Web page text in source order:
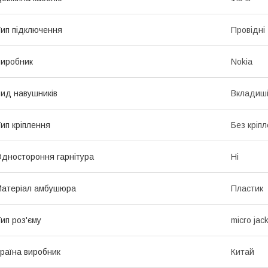
підключення Провідні
Nokia
навушників Вкладиші
кріплення Без
гарнітура Ні
амбушюра Пластик
роз'єму micro
виробник Китай